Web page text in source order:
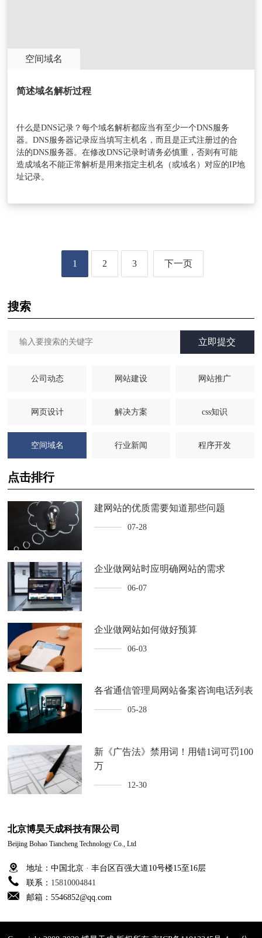
空间域名
简述域名解析过程
什么是DNS记录？每个域名解析都应当有至少一个DNS服务
器。DNS服务器记录应当填写主机名，而且是正式注册过的合
法的DNS服务器。在修改DNS记录时请务必慎重，否则有可能
造成域名不能正常解析是用来指定主机名（或域名）对应的IP地
址记录。
1 2 3 下一页
搜索
立即提交
公司动态 网站建设 网站推广
网页设计 解决方案 css知识
空间域名 行业新闻 程序开发
点击排行
建网站的优质需要知道那些问题
07-28
企业做网站时应明确网站的需求
06-07
企业做网站如何做好预算
06-03
各省通信管理局网站备案咨询电话列表
05-28
新《广告法》禁用词！用错1词可罚100
万
12-30
北京博昊天成科技有限公司
Beijing Bohao Tiancheng Technology Co., Ltd
地址：中国北京 · 丰台区百强大道10号楼15至16层
联系： 15810004841
邮箱：5546852@qq.com